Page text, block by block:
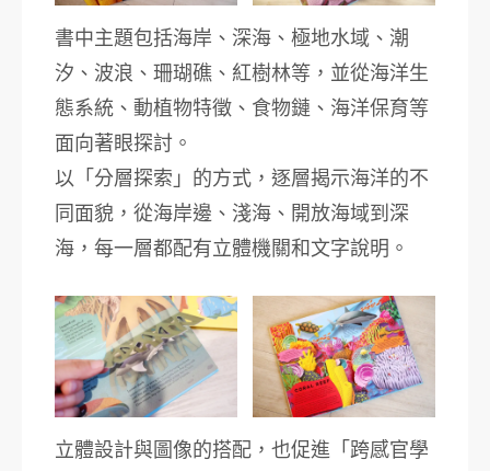
書中主題包括海岸、深海、極地水域、潮
汐、波浪、珊瑚礁、紅樹林等，並從海洋生
態系統、動植物特徵、食物鏈、海洋保育等
面向著眼探討。
以「分層探索」的方式，逐層揭示海洋的不
同面貌，從海岸邊、淺海、開放海域到深
海，每一層都配有立體機關和文字說明。
立體設計與圖像的搭配，也促進「跨感官學